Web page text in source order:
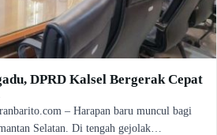
DPRD Kalsel Bergerak Cepat
– Harapan baru muncul bagi
Selatan. Di tengah gejolak…